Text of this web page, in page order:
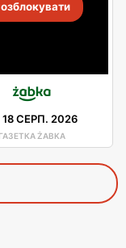
18 СЕРП. 2026
ГАЗЕТКА ŻABKA